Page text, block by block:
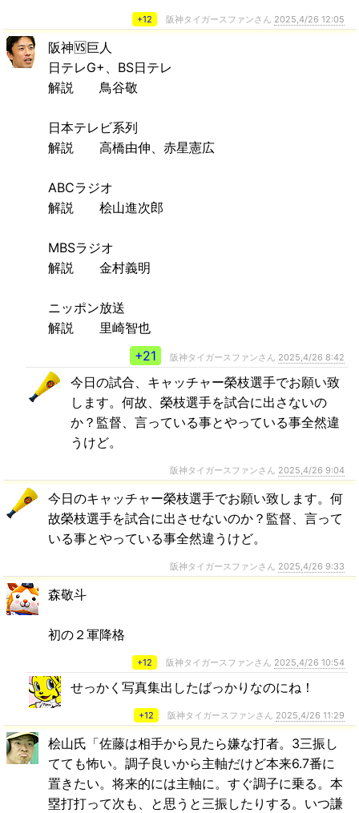
+12 阪神タイガースファンさん 2025,4/26 12:05
阪神🆚巨人
日テレG+、BS日テレ
解説 鳥谷敬
日本テレビ系列
解説 高橋由伸、赤星憲広
ABCラジオ
解説 桧山進次郎
MBSラジオ
解説 金村義明
ニッポン放送
解説 里崎智也
+21
阪神タイガースファンさん 2025,4/26 8:42
今日の試合、キャッチャー榮枝選手でお願い致
します。何故、榮枝選手を試合に出さないの
か？監督、言っている事とやっている事全然違
うけど。
阪神タイガースファンさん 2025,4/26 9:04
今日のキャッチャー榮枝選手でお願い致します。何
故榮枝選手を試合に出させないのか？監督、言って
いる事とやっている事全然違うけど。
阪神タイガースファンさん 2025,4/26 9:33
森敬斗
初の２軍降格
+12 阪神タイガースファンさん 2025,4/26 10:54
せっかく写真集出したばっかりなのにね！
+12 阪神タイガースファンさん 2025,4/26 11:29
桧山氏「佐藤は相手から見たら嫌な打者。3三振し
てても怖い。調子良いから主軸だけど本来6.7番に
置きたい。将来的には主軸に。すぐ調子に乗る。本
塁打打って次も、と思うと三振したりする。いつ謙